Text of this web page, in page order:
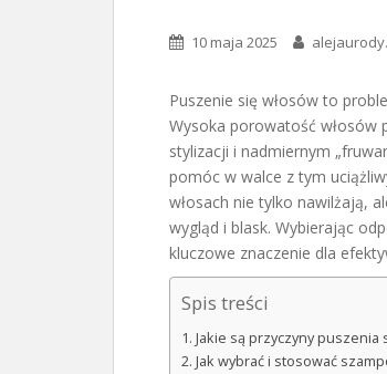
10 maja 2025
Puszenie się włosów to
Wysoka porowatość włosów
stylizacji i nadmiernym
pomóc w walce z tym
włosach nie tylko nawilżają,
wygląd i blask. Wybierając
kluczowe znaczenie dla
Spis treści
Jakie są przyczyny puszenia
Jak wybrać i stosować